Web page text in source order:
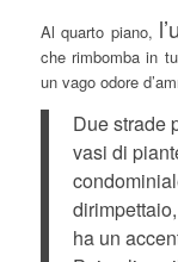
Al quarto piano,
che rimbomba in
un vago odore
Due strade
vasi di
ha un